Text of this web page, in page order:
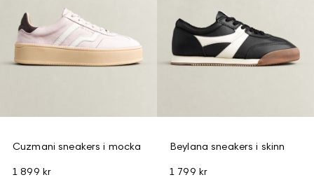
Cuzmani sneakers i mocka
1 899 kr
Beylana sneakers i skinn
1 799 kr